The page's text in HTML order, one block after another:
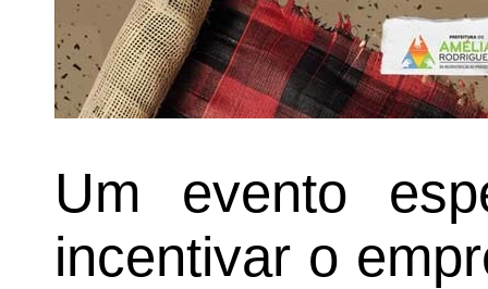
Um evento
incentivar o